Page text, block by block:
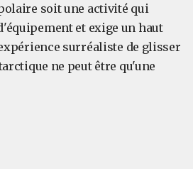
soit une activité qui
et exige un haut
surréaliste de glisser
ne peut être qu'une